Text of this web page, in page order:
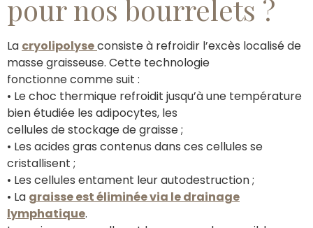
pour nos bourrelets ?
La cryolipolyseconsiste à refroidir l’excès localisé de
masse graisseuse. Cette technologie
fonctionne comme suit :
• Le choc thermique refroidit jusqu’à une température
bien étudiée les adipocytes, les
cellules de stockage de graisse ;
• Les acides gras contenus dans ces cellules se
cristallisent ;
• Les cellules entament leur autodestruction ;
• La graisse est éliminée via le drainage
lymphatique.